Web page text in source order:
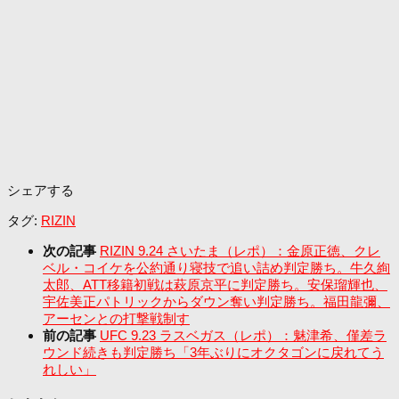
シェアする
タグ: RIZIN
次の記事 RIZIN 9.24 さいたま（レポ）：金原正徳、クレ
ベル・コイケを公約通り寝技で追い詰め判定勝ち。牛久絢
太郎、ATT移籍初戦は萩原京平に判定勝ち。安保瑠輝也、
宇佐美正パトリックからダウン奪い判定勝ち。福田龍彌、
アーセンとの打撃戦制す
前の記事 UFC 9.23 ラスベガス（レポ）：魅津希、僅差ラ
ウンド続きも判定勝ち「3年ぶりにオクタゴンに戻れてう
れしい」